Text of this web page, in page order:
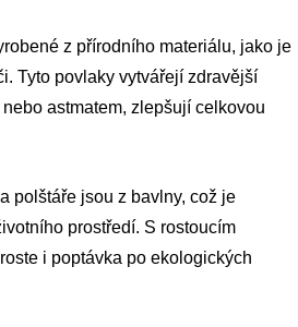
z přírodního materiálu, jako je
Tyto povlaky vytvářejí zdravější
astmatem, zlepšují celkovou
polštáře jsou z bavlny, což je
prostředí. S rostoucím
i poptávka po ekologických